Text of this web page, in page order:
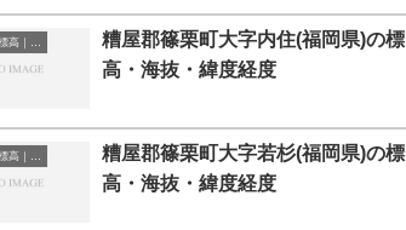
糟屋郡篠栗町大字内住(福岡県)の標
高・海抜・緯度経度
糟屋郡篠栗町大字若杉(福岡県)の標
高・海抜・緯度経度